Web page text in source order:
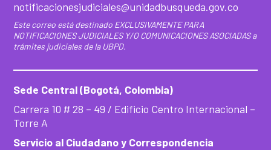
notificacionesjudiciales@unidadbusqueda.gov.co
Este correo está destinado EXCLUSIVAMENTE PARA
NOTIFICACIONES JUDICIALES Y/O COMUNICACIONES ASOCIADAS a
trámites judiciales de la UBPD.
Sede Central (Bogotá, Colombia)
Carrera 10 # 28 – 49 / Edificio Centro Internacional –
Torre A
Servicio al Ciudadano y Correspondencia